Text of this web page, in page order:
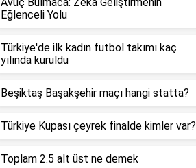
Eğlenceli Yolu
Türkiye'de ilk kadın futbol takımı kaç
yılında kuruldu
Beşiktaş Başakşehir maçı hangi statta?
Türkiye Kupası çeyrek finalde kimler var?
Toplam 2.5 alt üst ne demek